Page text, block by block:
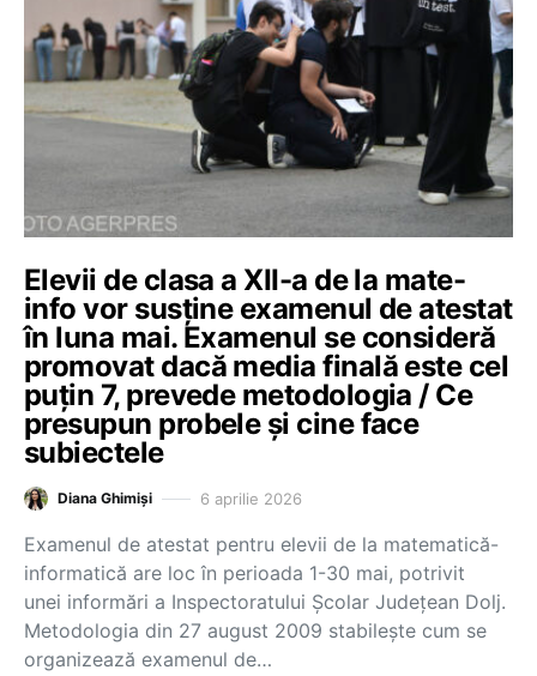
Elevii de clasa a XII-a de la mate-
info vor susține examenul de atestat
în luna mai. Examenul se consideră
promovat dacă media finală este cel
puțin 7, prevede metodologia / Ce
presupun probele și cine face
subiectele
Diana Ghimiși 6 aprilie 2026
Examenul de atestat pentru elevii de la matematică-
informatică are loc în perioada 1-30 mai, potrivit
unei informări a Inspectoratului Școlar Județean Dolj.
Metodologia din 27 august 2009 stabilește cum se
organizează examenul de…